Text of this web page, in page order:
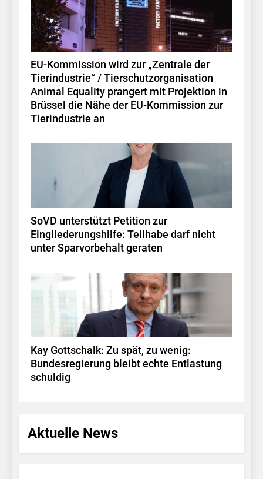
EU-Kommission wird zur „Zentrale der
Tierindustrie“ / Tierschutzorganisation
Animal Equality prangert mit Projektion in
Brüssel die Nähe der EU-Kommission zur
Tierindustrie an
SoVD unterstützt Petition zur
Eingliederungshilfe: Teilhabe darf nicht
unter Sparvorbehalt geraten
Kay Gottschalk: Zu spät, zu wenig:
Bundesregierung bleibt echte Entlastung
schuldig
Aktuelle News